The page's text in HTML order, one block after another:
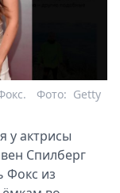
Getty
Фото:
у актрисы
Спилберг
Фокс из